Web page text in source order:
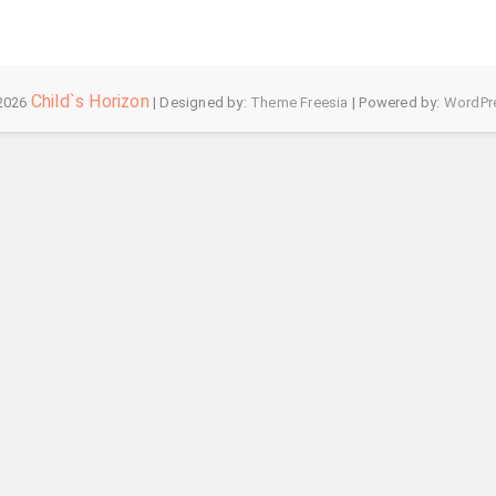
Child`s Horizon | Designed by: Theme Freesia | Powered by: